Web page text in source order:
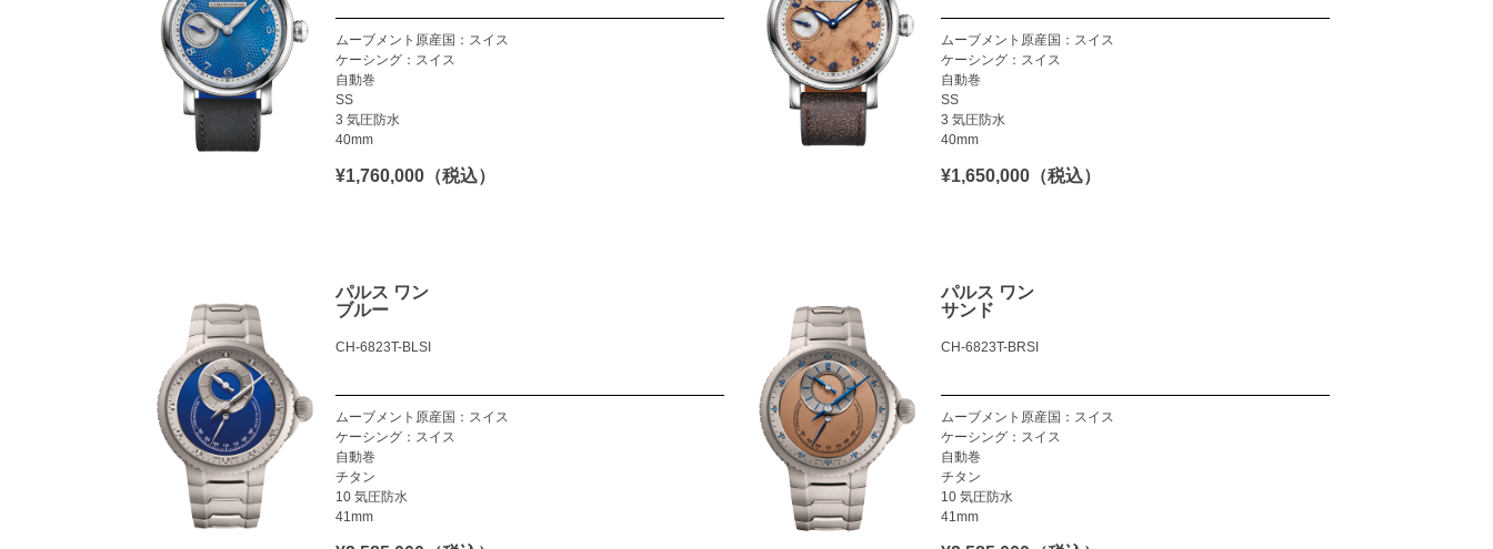
ムーブメント原産国：スイス
ケーシング：スイス
自動巻
SS
3 気圧防水
40mm
¥1,760,000（税込）
ムーブメント原産国：スイス
ケーシング：スイス
自動巻
SS
3 気圧防水
40mm
¥1,650,000（税込）
パルス ワン
ブルー
CH-6823T-BLSI
ムーブメント原産国：スイス
ケーシング：スイス
自動巻
チタン
10 気圧防水
41mm
パルス ワン
サンド
CH-6823T-BRSI
ムーブメント原産国：スイス
ケーシング：スイス
自動巻
チタン
10 気圧防水
41mm